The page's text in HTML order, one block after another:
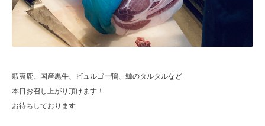
蝦夷鹿、国産黒牛、ビュルゴー鴨、鯨のタルタルなど
本日お召し上がり頂けます！
お待ちしております